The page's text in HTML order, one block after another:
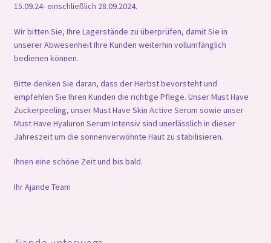
15.09.24- einschließlich 28.09.2024.
Wir bitten Sie, Ihre Lagerstände zu überprüfen, damit Sie in
unserer Abwesenheit Ihre Kunden weiterhin vollumfänglich
bedienen können.
Bitte denken Sie daran, dass der Herbst bevorsteht und
empfehlen Sie Ihren Kunden die richtige Pflege. Unser Must Have
Zuckerpeeling, unser Must Have Skin Active Serum sowie unser
Must Have Hyaluron Serum Intensiv sind unerlässlich in dieser
Jahreszeit um die sonnenverwöhnte Haut zu stabilisieren.
Ihnen eine schöne Zeit und bis bald.
Ihr Ajande Team